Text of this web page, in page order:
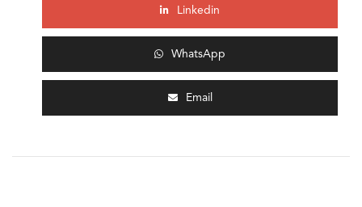
Linkedin
WhatsApp
Email